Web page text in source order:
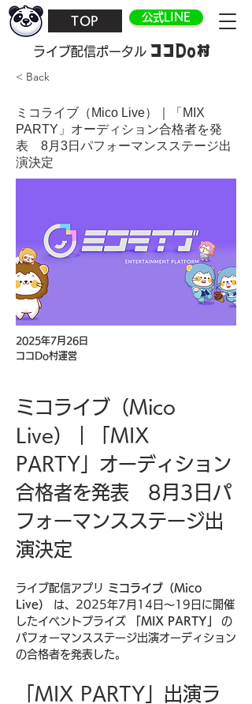
TOP 公式LINE
​ライブ配信ポータル ココDo村
< Back
ミコライブ（Mico Live）｜「MIX
PARTY」オーディション合格者を発
表 8月3日パフォーマンスステージ出
演決定
2025年7月26日
ココDo村運営
ミコライブ（Mico
Live）｜「MIX
PARTY」オーディション
合格者を発表　8月3日パ
フォーマンスステージ出
演決定
ライブ配信アプリ ミコライブ（Mico
Live）
は、2025年7月14日〜19日に開催
したイベントプライズ
「MIX PARTY」
の
パフォーマンスステージ出演オーディション
の合格者を発表した。
「MIX PARTY」出演ラ